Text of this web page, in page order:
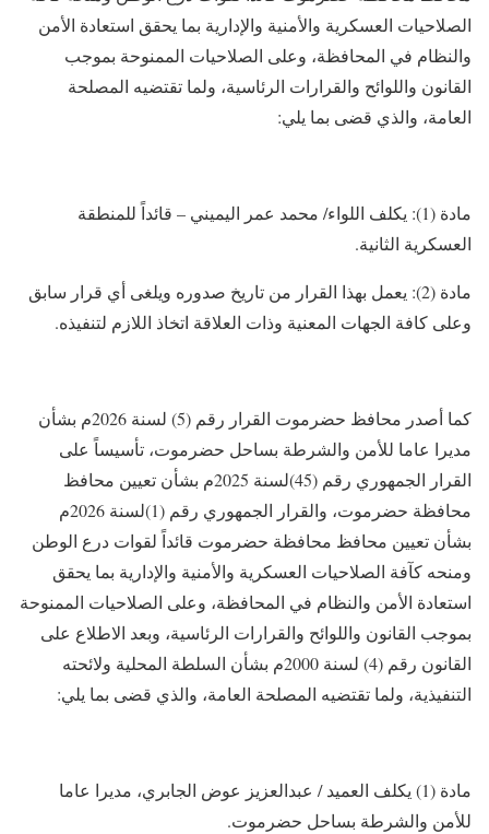
الصلاحيات العسكرية والأمنية والإدارية بما يحقق استعادة الأمن
والنظام في المحافظة، وعلى الصلاحيات الممنوحة بموجب
القانون واللوائح والقرارات الرئاسية، ولما تقتضيه المصلحة
العامة، والذي قضى بما يلي:
مادة (1): يكلف اللواء/ محمد عمر اليميني – قائداً للمنطقة
العسكرية الثانية.
مادة (2): يعمل بهذا القرار من تاريخ صدوره ويلغى أي قرار سابق
وعلى كافة الجهات المعنية وذات العلاقة اتخاذ اللازم لتنفيذه.
كما أصدر محافظ حضرموت القرار رقم (5) لسنة 2026م بشأن
مديرا عاما للأمن والشرطة بساحل حضرموت، تأسيساً على
القرار الجمهوري رقم (45)لسنة 2025م بشأن تعيين محافظ
محافظة حضرموت، والقرار الجمهوري رقم (1)لسنة 2026م
بشأن تعيين محافظ محافظة حضرموت قائداً لقوات درع الوطن
ومنحه كآفة الصلاحيات العسكرية والأمنية والإدارية بما يحقق
استعادة الأمن والنظام في المحافظة، وعلى الصلاحيات الممنوحة
بموجب القانون واللوائح والقرارات الرئاسية، وبعد الاطلاع على
القانون رقم (4) لسنة 2000م بشأن السلطة المحلية ولائحته
التنفيذية، ولما تقتضيه المصلحة العامة، والذي قضى بما يلي:
مادة (1) يكلف العميد / عبدالعزيز عوض الجابري، مديرا عاما
للأمن والشرطة بساحل حضرموت.